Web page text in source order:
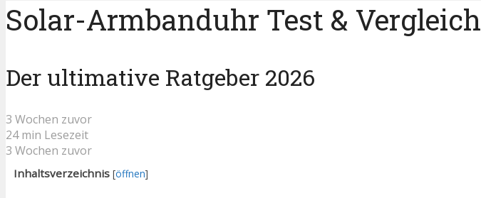
Solar-Armbanduhr Test & Vergleich
Der ultimative Ratgeber 2026
3 Wochen zuvor
24 min Lesezeit
3 Wochen zuvor
Inhaltsverzeichnis [öffnen]